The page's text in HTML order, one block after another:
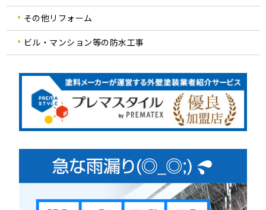
その他リフォーム
ビル・マンション等の防水工事